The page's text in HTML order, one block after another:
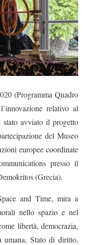
(Programma Quadro
relativo al
stato avviato ilprogetto
delMuseo
europee coordinate
presso il
(Grecia).
and Time, mira a
nello spazio e nel
libertà, democrazia,
umana, Stato di diritto,